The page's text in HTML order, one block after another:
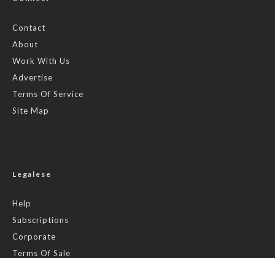
Contact
About
Work With Us
Advertise
Terms Of Service
Site Map
Legalese
Help
Subscriptions
Corporate
Terms Of Sale